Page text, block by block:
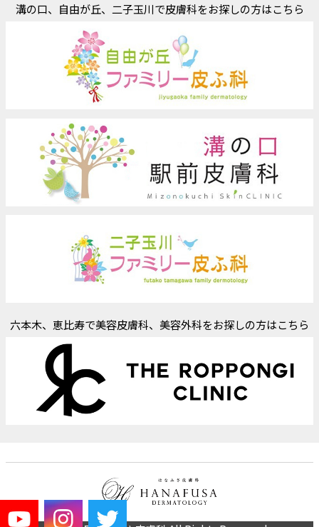
溝の口、自由が丘、二子玉川で皮膚科をお探しの方はこちら
六本木、恵比寿で美容皮膚科、美容外科をお探しの方はこちら